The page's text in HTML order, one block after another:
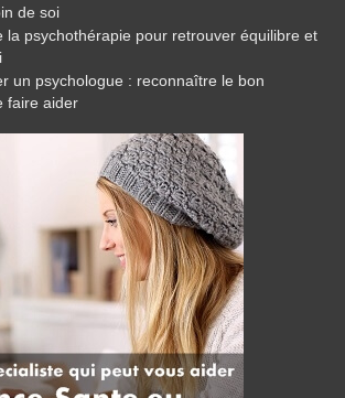
de soi
la psychothérapie pour retrouver équilibre et
un psychologue : reconnaître le bon
faire aider